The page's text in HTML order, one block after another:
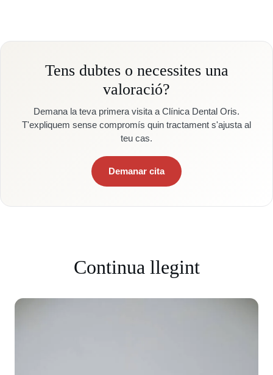
Tens dubtes o necessites una
valoració?
Demana la teva primera visita a Clínica Dental Oris.
T'expliquem sense compromís quin tractament s'ajusta al
teu cas.
Demanar cita
Continua llegint